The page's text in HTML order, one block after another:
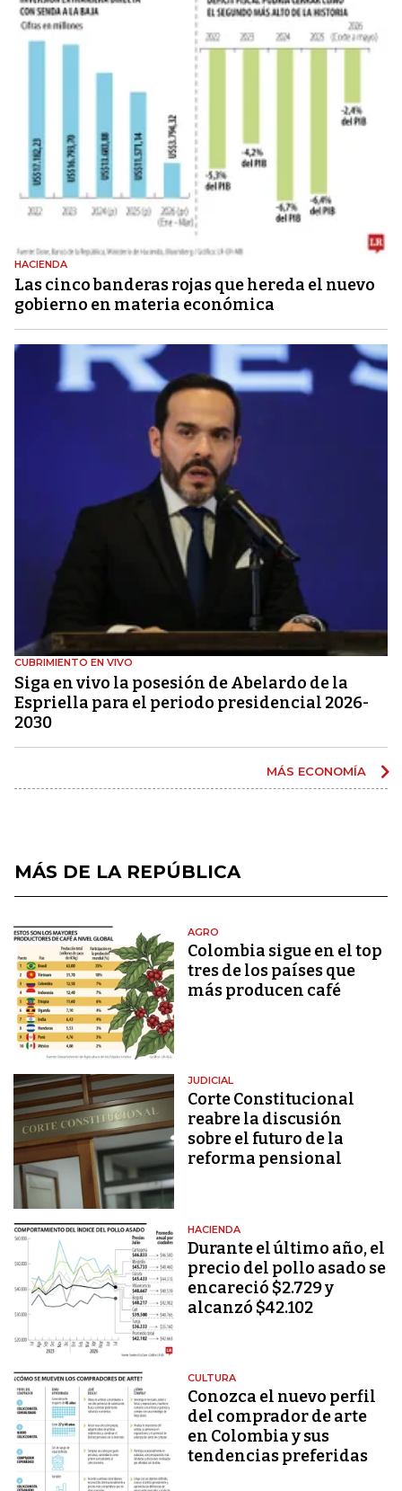
HACIENDA
Las cinco banderas rojas que hereda el nuevo
gobierno en materia económica
CUBRIMIENTO EN VIVO
Siga en vivo la posesión de Abelardo de la
Espriella para el periodo presidencial 2026-
2030
MÁS ECONOMÍA
MÁS DE LA REPÚBLICA
AGRO
Colombia sigue en el top
tres de los países que
más producen café
JUDICIAL
Corte Constitucional
reabre la discusión
sobre el futuro de la
reforma pensional
HACIENDA
Durante el último año, el
precio del pollo asado se
encareció $2.729 y
alcanzó $42.102
CULTURA
Conozca el nuevo perfil
del comprador de arte
en Colombia y sus
tendencias preferidas